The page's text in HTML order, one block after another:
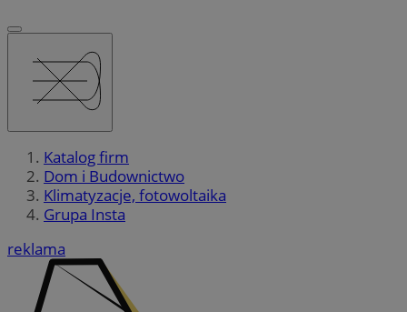
Katalog firm
Dom i Budownictwo
Klimatyzacje, fotowoltaika
Grupa Insta
reklama